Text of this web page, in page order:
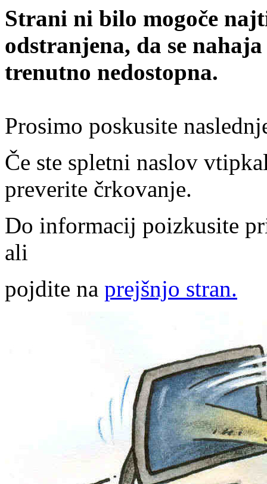
Strani ni bilo mogoče
odstranjena, da se
trenutno nedostopna.
Prosimo poskusite
Če ste spletni naslov
preverite črkovanje.
Do informacij poizkusite
ali
pojdite na prejšnjo stran.